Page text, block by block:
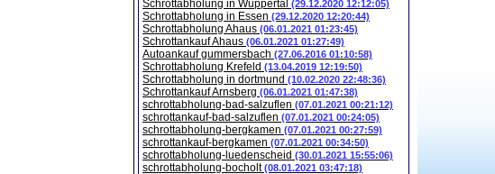
Schrottabholung in Wuppertal (29.12.2020 12:12:05)
Schrottabholung in Essen (29.12.2020 12:20:44)
Schrottabholung Ahaus (06.01.2021 01:23:45)
Schrottankauf Ahaus (06.01.2021 01:27:49)
Autoankauf gummersbach (27.06.2016 01:10:58)
Schrottabholung Krefeld (13.04.2019 12:19:50)
Schrottabholung in dortmund (10.02.2020 22:48:36)
Schrottankauf Arnsberg (06.01.2021 01:47:38)
schrottabholung-bad-salzuflen (07.01.2021 00:21:12)
schrottankauf-bad-salzuflen (07.01.2021 00:24:05)
schrottabholung-bergkamen (07.01.2021 00:27:59)
schrottankauf-bergkamen (07.01.2021 00:34:50)
schrottabholung-luedenscheid (30.01.2021 15:55:06)
schrottabholung-bocholt(08.01.2021 03:47:18)